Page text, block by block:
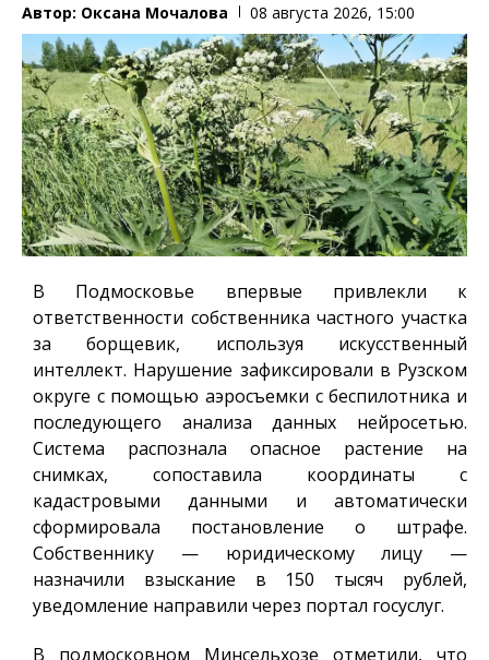
Автор: Оксана Мочалова 08 августа 2026, 15:00
В Подмосковье впервые привлекли к
ответственности собственника частного участка
за борщевик, используя искусственный
интеллект. Нарушение зафиксировали в Рузском
округе с помощью аэросъемки с беспилотника и
последующего анализа данных нейросетью.
Система распознала опасное растение на
снимках, сопоставила координаты с
кадастровыми данными и автоматически
сформировала постановление о штрафе.
Собственнику — юридическому лицу —
назначили взыскание в 150 тысяч рублей,
уведомление направили через портал госуслуг.
В подмосковном Минсельхозе отметили, что